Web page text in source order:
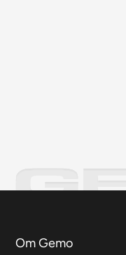
Om Gemo